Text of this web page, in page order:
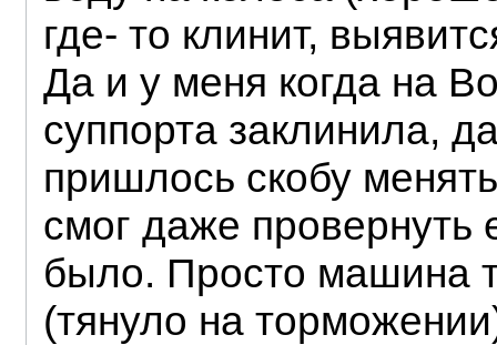
где- то клинит,
Да и у меня когда на
суппорта заклинила,
пришлось скобу
смог даже провернуть
было. Просто машина
(тянуло на